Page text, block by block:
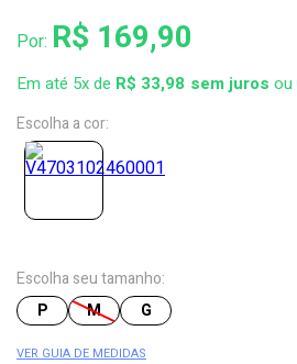
Por: R$ 169,90
Em até 5x de R$ 33,98 ou
Escolha a cor:
Escolha seu tamanho:
P
M G
VER GUIA DE MEDIDAS